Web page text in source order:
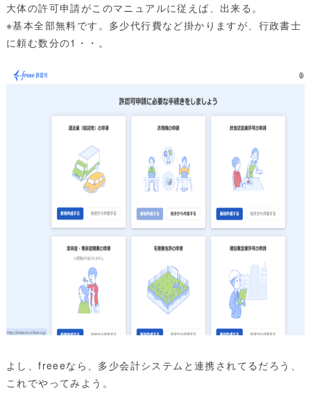
大体の許可申請がこのマニュアルに従えば、出来る。
※基本全部無料です。多少代行費など掛かりますが、行政書士
に頼む数分の1・・。
よし、freeeなら、多少会計システムと連携されてるだろう、
これでやってみよう。